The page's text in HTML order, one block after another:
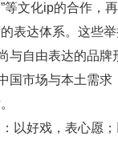
等文化ip的合作，
表达体系。这些
与自由表达的品牌
国市场与本土需
以好戏，表心愿